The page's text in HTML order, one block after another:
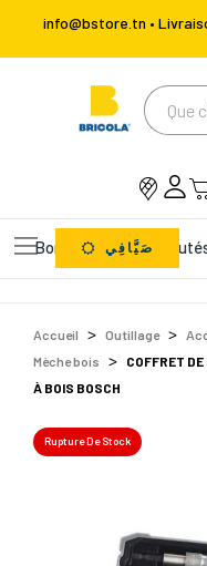
info@bstore.tn •
Bons Plansصَيَّافِي
Accueil Outillage
Mèche bois
COFFRET
À BOIS BOSCH
Rupture De Stock